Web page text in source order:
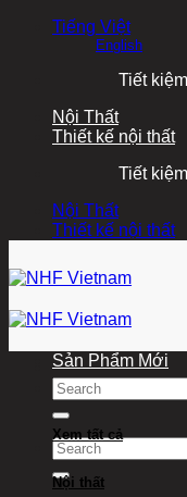
Tiếng Việt
English
Tiết
Nội Thất
Thiết kế nội thất
Tiết
Nội Thất
Thiết kế nội thất
Tìm
kiếm:
Tìm
kiếm:
Sản Phẩm Mới
Xem tất cả
Nội thất